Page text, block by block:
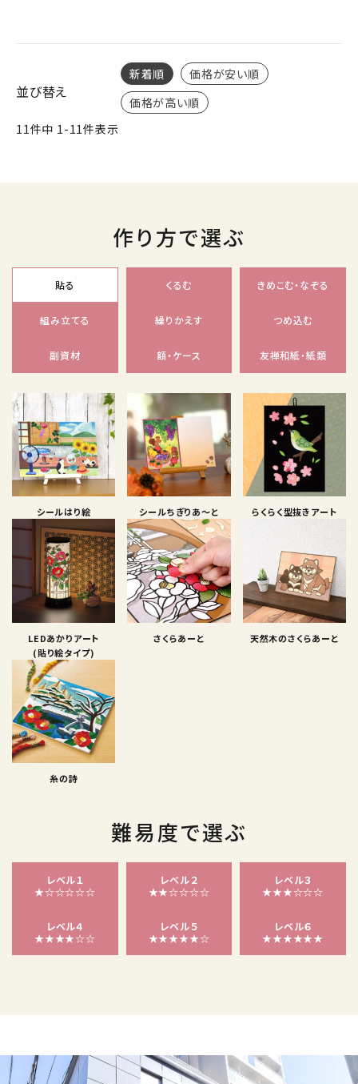
並び替え
新着順
価格が安い順
価格が高い順
11件中 1-11件表示
作り方で選ぶ
貼る くるむ きめこむ・なぞる
組み立てる 繰りかえす つめ込む
副資材 額・ケース 友禅和紙・紙類
シールはり絵 シールちぎりあ〜と らくらく型抜きアート
LEDあかりアート
(貼り絵タイプ)
さくらあーと 天然木のさくらあーと
糸の詩
難易度で選ぶ
レベル１
★☆☆☆☆☆
レベル２
★★☆☆☆☆
レベル３
★★★☆☆☆
レベル４
★★★★☆☆
レベル５
★★★★★☆
レベル６
★★★★★★